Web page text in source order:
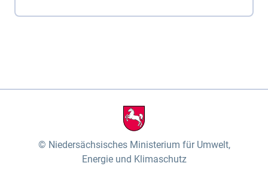
Niedersächsisches Ministerium für Umwelt,
Energie und Klimaschutz